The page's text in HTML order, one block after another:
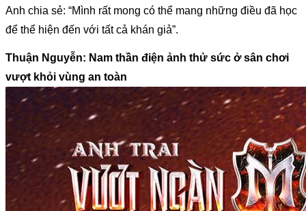
Anh chia sẻ: “Mình rất mong có thể mang những điều đã học
để thể hiện đến với tất cả khán giả”.
Thuận Nguyễn: Nam thần điện ảnh thử sức ở sân chơi